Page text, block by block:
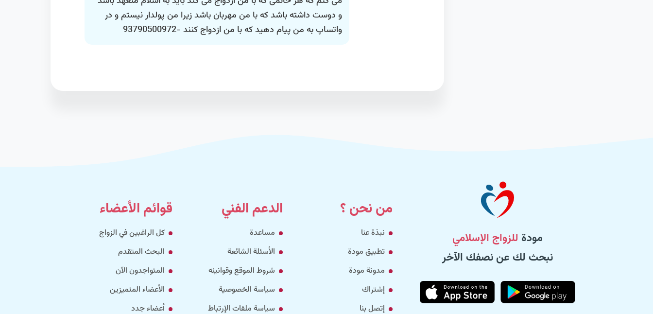
و دوست داشته باشد که با من مهربان باشد زیرا من پولدار نیستم و در
واتساپ به من پیام دهید که با من ازدواج کنند -93790500972
مودة للزواج الإسلامي
نبحث لك عن نصفك الآخر
من نحن ؟
نبذة عنا
تطبيق مودة
مدونة مودة
إشتراك
إتصل بنا
الدعم الفني
مساعدة
الأسئلة الشائعة
شروط الموقع وقوانينه
سياسة الخصوصية
سياسة ملفات الإرتباط
قوائم الأعضاء
كل الراغبين في الزواج
البحث المتقدم
المتواجدون الآن
الأعضاء المتميزين
أعضاء جدد